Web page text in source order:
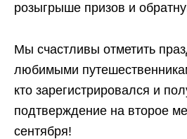
розыгрыше призов и
Мы счастливы отметить
любимыми
кто зарегистрировался и
подтверждение на второе
сентября!